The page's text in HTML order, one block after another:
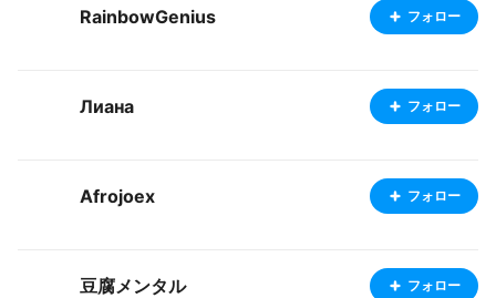
RainbowGenius フォロー
Лиана フォロー
Afrojoex フォロー
豆腐メンタル フォロー